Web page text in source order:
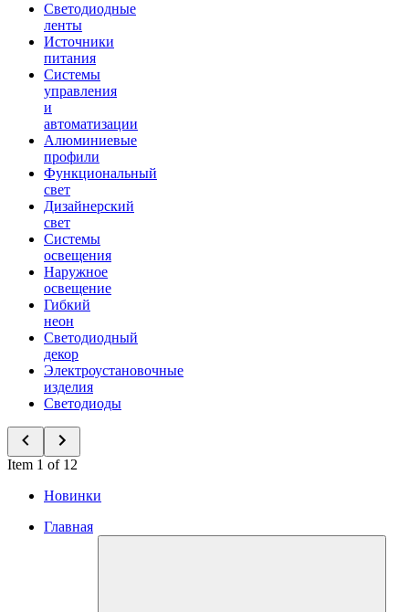
Светодиодные
ленты
Источники
питания
Системы
управления
и
автоматизации
Алюминиевые
профили
Функциональный
свет
Дизайнерский
свет
Системы
освещения
Наружное
освещение
Гибкий
неон
Светодиодный
декор
Электроустановочные
изделия
Светодиоды
Item 1 of 12
Новинки
Главная